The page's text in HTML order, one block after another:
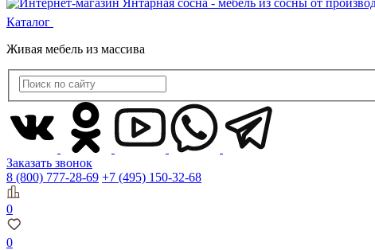
Каталог
Живая мебель из массива
Заказать звонок
8 (800) 777-28-69 +7 (495) 150-32-68
0
0